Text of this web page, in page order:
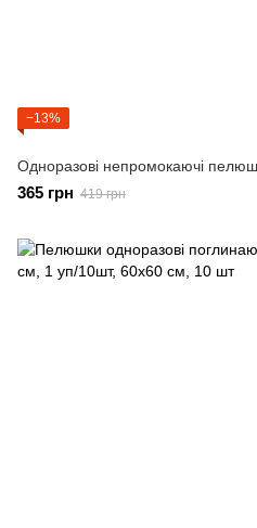
−13%
Одноразові непромокаючі
365 грн 419 грн